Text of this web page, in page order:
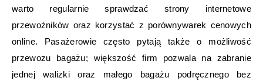
warto regularnie sprawdzać strony internetowe
przewoźników oraz korzystać z porównywarek cenowych
online. Pasażerowie często pytają także o możliwość
przewozu bagażu; większość firm pozwala na zabranie
jednej walizki oraz małego bagażu podręcznego bez